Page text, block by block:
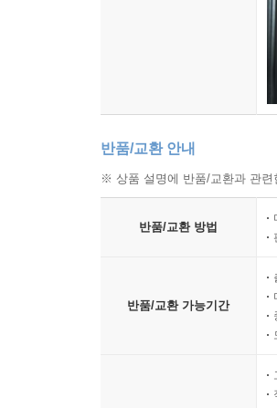
반품/교환 안내
※ 상품 설명에 반품/교환과 관련
반품/교환 방법
반품/교환 가능기간